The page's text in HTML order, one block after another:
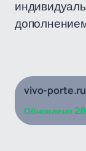
vivo-porte.ru
Обновлено